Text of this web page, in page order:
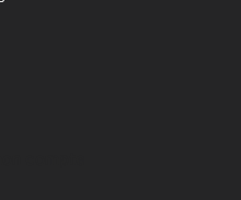
compte